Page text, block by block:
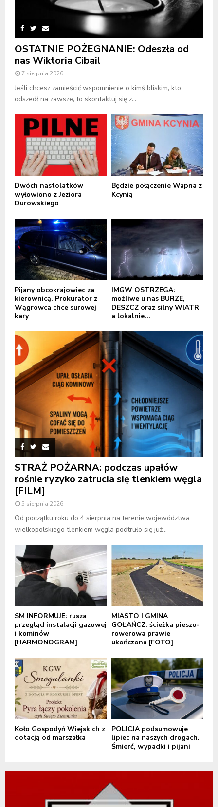
OSTATNIE POŻEGNANIE: Odeszła od
nas Wiktoria Cibail
7 sierpnia 2026
Jeśli chcesz zamieścić wspomnienie o kimś bliskim, kto
odszedł na zawsze, to skontaktuj się z...
Dwóch nastolatków
wyłowiono z Jeziora
Durowskiego
Będzie połączenie Wapna z
Kcynią
Pijany obcokrajowiec za
kierownicą. Prokurator z
Wągrowca chce surowej
kary
IMGW OSTRZEGA:
możliwe u nas BURZE,
DESZCZ oraz silny WIATR,
a lokalnie...
STRAŻ POŻARNA: podczas upałów
rośnie ryzyko zatrucia się tlenkiem węgla
[FILM]
5 sierpnia 2026
Od początku roku do 4 sierpnia na terenie województwa
wielkopolskiego tlenkiem węgla podtruło się już...
SM INFORMUJE: rusza
przegląd instalacji gazowej
i kominów
[HARMONOGRAM]
MIASTO I GMINA
GOŁAŃCZ: ścieżka pieszo-
rowerowa prawie
ukończona [FOTO]
Koło Gospodyń Wiejskich z
dotacją od marszałka
POLICJA podsumowuje
lipiec na naszych drogach.
Śmierć, wypadki i pijani